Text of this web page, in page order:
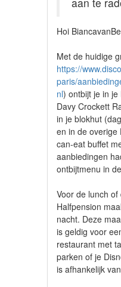
Hoi
Met de huidige
https://
paris/
nl) ontbijt je in je
Davy Crockett
in je blokhut
en in de overige
can-eat buffet
aanbiedingen
ontbijtmenu in
Voor de lunch
Halfpension
nacht. Deze
is geldig voor
restaurant met
parken of je
is afhankelijk